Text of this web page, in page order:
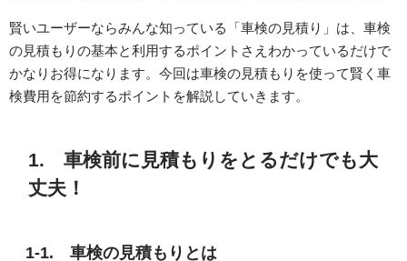
賢いユーザーならみんな知っている「車検の見積り」は、車検
の見積もりの基本と利用するポイントさえわかっているだけで
かなりお得になります。今回は車検の見積もりを使って賢く車
検費用を節約するポイントを解説していきます。
1. 車検前に見積もりをとるだけでも大
丈夫！
1-1. 車検の見積もりとは